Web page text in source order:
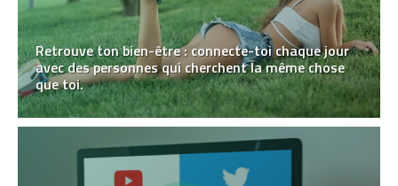
Retrouve ton bien-être : connecte-toi chaque jour
avec des personnes qui cherchent la même chose
que toi.